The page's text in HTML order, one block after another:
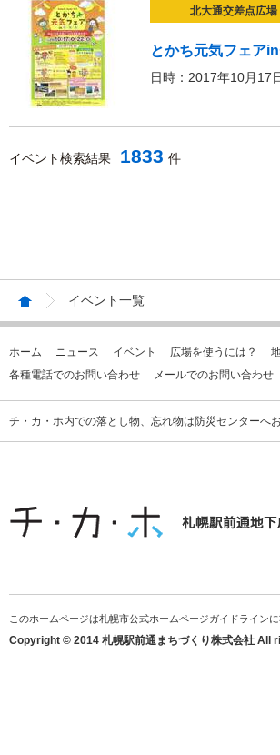
北大通交差点広場
とかち元気フェア
日時：2017年10月17
イベント検索結果 1833 件
イベント一覧
ホーム ニュース イベント 広場を使うには？
各種電話でのお問い合わせ
メールでのお問い合わせ
チ・カ・ホ内での落とし物、忘れ物は防災センターへ
このホームページは札幌市公式ホームページガイドライン
Copyright © 2014 札幌駅前通まちづくり株式会社 All